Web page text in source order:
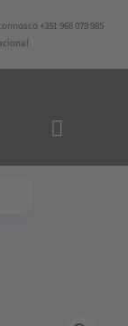
+351 968 079 985
AO